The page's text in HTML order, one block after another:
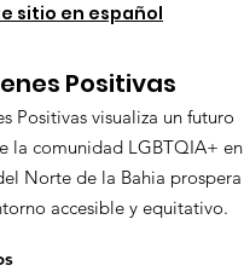
sitio en español
Positivas
Positivas visualiza un futuro
la comunidad LGBTQIA+ en
Norte de la Bahia prospera
accesible y equitativo.